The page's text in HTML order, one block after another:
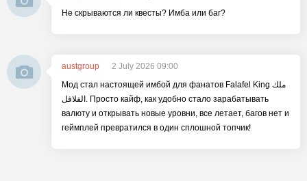
Не скрываются ли квесты? Имба или баг?
austgroup
2 July 2026 09:00
Мод стал настоящей имбой для фанатов Falafel King ملك
الفلافل. Просто кайф, как удобно стало зарабатывать
валюту и открывать новые уровни, все летает, багов нет и
геймплей превратился в один сплошной топчик!